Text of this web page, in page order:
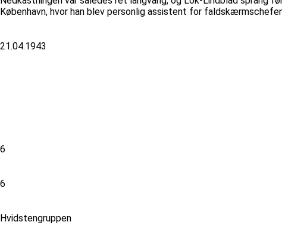
København, hvor han blev personlig assistent for
21.04.1943
6
6
Hvidstengruppen